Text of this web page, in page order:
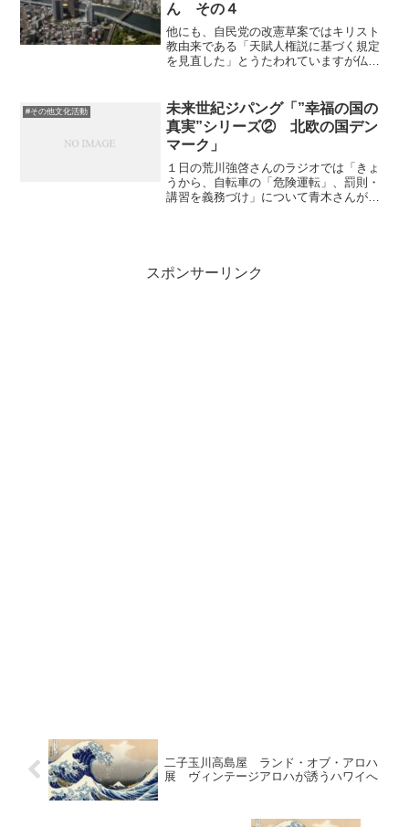
ん その４
他にも、自民党の改憲草案ではキリスト
教由来である「天賦人権説に基づく規定
を見直した」とうたわれていますが仏教
す。堀米庸三さんが日本思想の中から人
権の根拠になる言葉として...
#その他文化活動
未来世紀ジパング「”幸福の国の
真実”シリーズ② 北欧の国デン
マーク」
１日の荒川強啓さんのラジオでは「きょ
うから、自転車の「危険運転」、罰則・
講習を義務づけ」について青木さんがい
スポンサーリンク
二子玉川高島屋 ランド・オブ・アロハ
展 ヴィンテージアロハが誘うハワイへ